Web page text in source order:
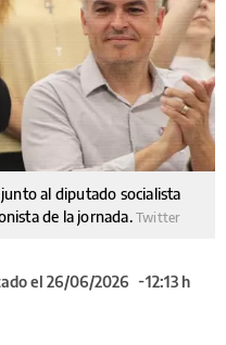
al diputado socialista
de la jornada.Twitter
el 26/06/2026
12:13 h